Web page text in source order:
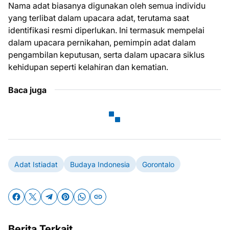
Nama adat biasanya digunakan oleh semua individu
yang terlibat dalam upacara adat, terutama saat
identifikasi resmi diperlukan. Ini termasuk mempelai
dalam upacara pernikahan, pemimpin adat dalam
pengambilan keputusan, serta dalam upacara siklus
kehidupan seperti kelahiran dan kematian.
Baca juga
Adat Istiadat Budaya Indonesia Gorontalo